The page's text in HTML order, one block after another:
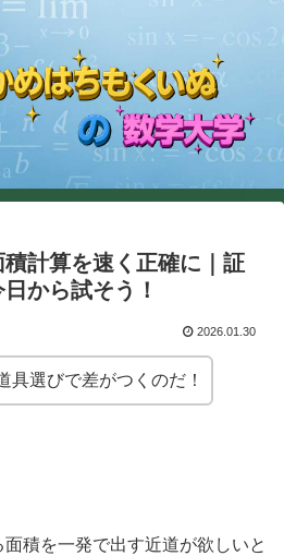
計算を速く正確に｜証
から試そう！
2026.01.30
具選びで差がつくのだ！
積を一発で出す近道が欲しいと